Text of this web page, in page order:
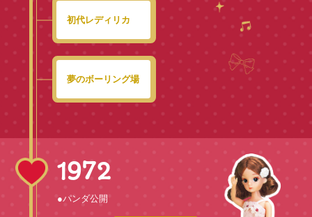
初代レディリカ
夢のボーリング場
1972
●パンダ公開